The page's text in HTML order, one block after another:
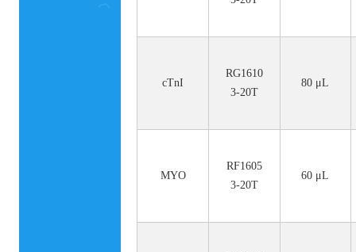
cTnI
RG1610
3-20T
80 μL
MYO
RF1605
3-20T
60 μL